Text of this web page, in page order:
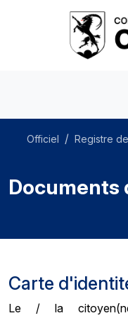
Officiel Registre
Documents
Carte
Le / la